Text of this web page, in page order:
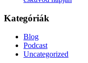
Kategóriák
Blog
Podcast
Uncategorized